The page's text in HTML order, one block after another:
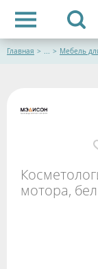
Главная > ... > Мебель
мотора,